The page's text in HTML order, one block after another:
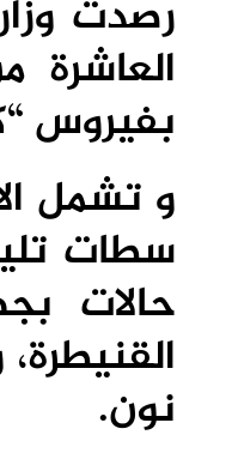
رصدت
العاشرة
بفيروس “كوفيد-19″،
نون.